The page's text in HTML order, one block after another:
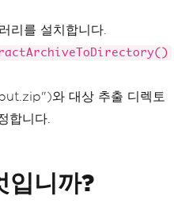
리를 설치합니다.
와 대상 추출 디렉토
합니다.
입니까?